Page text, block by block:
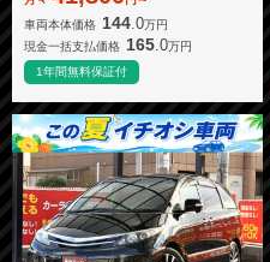
車両本体価格 144 .0万円
現金一括支払価格 165.0万円
1年間無料保証付